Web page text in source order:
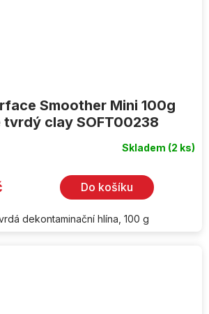
Smoother Mini 100g
tvrdý clay SOFT00238
Skladem (2 ks)
Do košíku
dekontaminační hlína, 100 g